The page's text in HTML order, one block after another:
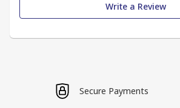
Write a Review
Secure Payments